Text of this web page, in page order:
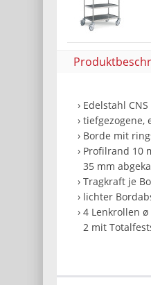
› Edelstahl CNS
› tiefgezogene,
› Borde mit
› Profilrand 10
35 mm
› Tragkraft je
› lichter
› 4 Lenkrollen
2 mit